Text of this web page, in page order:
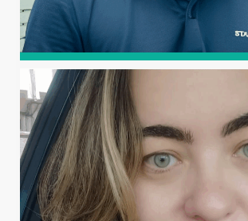
PAULO SÉRGIO
FERNANDES DAS
Graduado em Licenciatura em Química
do Estado do Rio Grande do Norte
Ambiente, Tecnologia e Sociedade (2017)
Fitotecnia (2021), ambos pela